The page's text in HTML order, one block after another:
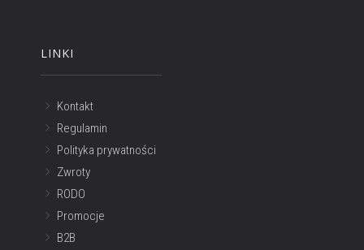
LINKI
Kontakt
Regulamin
Polityka prywatności
Zwroty
RODO
Promocje
B2B